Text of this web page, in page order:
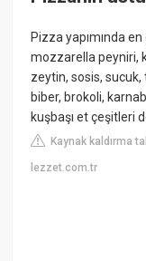
Pizza yapımında
mozzarella peyniri,
zeytin, sosis, sucuk,
biber, brokoli,
kuşbaşı et çeşitleri
Kaynak kaldırma
lezzet.com.tr